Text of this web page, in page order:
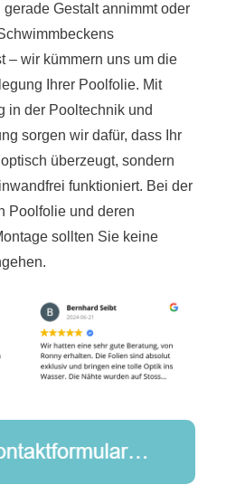
gerade Gestalt annimmt oder
– wir kümmern uns um die
Ihrer Poolfolie. Mit
in der Pooltechnik und
sorgen wir dafür, dass Ihr
überzeugt, sondern
funktioniert. Bei der
Poolfolie und deren
sollten Sie keine